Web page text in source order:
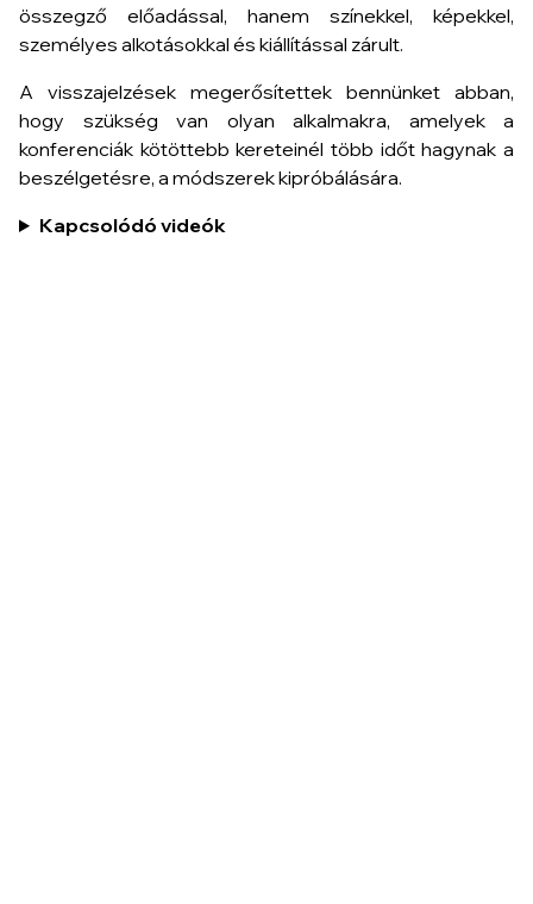
összegző előadással, hanem színekkel, képekkel,
személyes alkotásokkal és kiállítással zárult.
A visszajelzések megerősítettek bennünket abban,
hogy szükség van olyan alkalmakra, amelyek a
konferenciák kötöttebb kereteinél több időt hagynak a
beszélgetésre, a módszerek kipróbálására.
Kapcsolódó videók